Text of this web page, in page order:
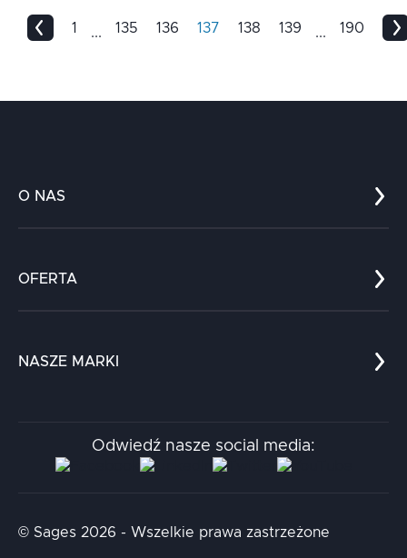
1 ... 135 136 137 138 139 ... 190
O NAS
Kariera
Kontakt
OFERTA
Chatboty
NASZE MARKI
Aidapta
AI & NLP Day
Odwiedź nasze social media:
© Sages 2026 - Wszelkie prawa zastrzeżone